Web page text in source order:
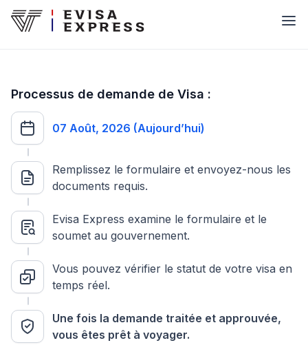
Processus de demande de Visa :
07 Août, 2026 (Aujourd’hui)
Remplissez le formulaire et envoyez-nous les
documents requis.
Evisa Express examine le formulaire et le
soumet au gouvernement.
Vous pouvez vérifier le statut de votre visa en
temps réel.
Une fois la demande traitée et approuvée,
vous êtes prêt à voyager.